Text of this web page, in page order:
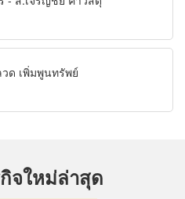
ด เพิ่มพูนทรัพย์
จใหม่ล่าสุด